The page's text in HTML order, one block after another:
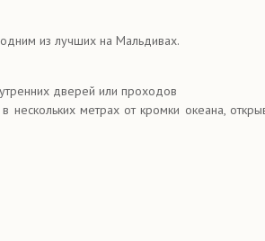
из лучших на Мальдивах.
дверей или проходов
метрах от кромки океана,